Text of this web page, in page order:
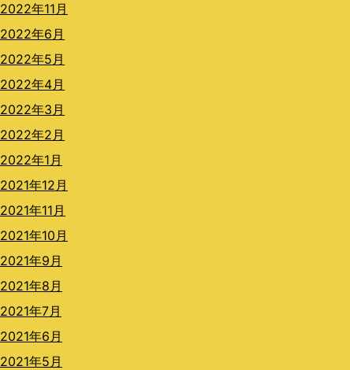
2022年11月
2022年6月
2022年5月
2022年4月
2022年3月
2022年2月
2022年1月
2021年12月
2021年11月
2021年10月
2021年9月
2021年8月
2021年7月
2021年6月
2021年5月